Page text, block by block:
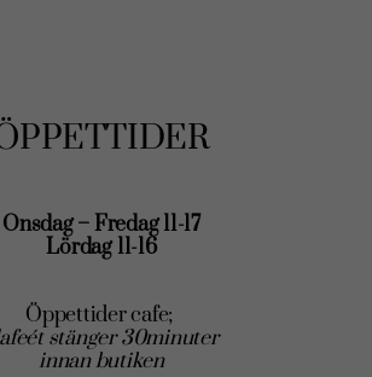
Onsdag – Fredag 11-17
Lördag 11-16
Öppettider cafe;
stänger 30minuter
innan butiken